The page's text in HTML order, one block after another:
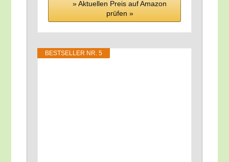
» Aktu­el­len Preis auf Ama­zon
prü­fen »
BEST­SEL­LER NR. 5